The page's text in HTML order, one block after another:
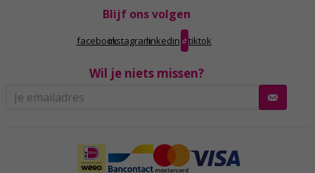
Blijf ons volgen
facebookinstagramlinkedin tiktok
Wil je niets missen?